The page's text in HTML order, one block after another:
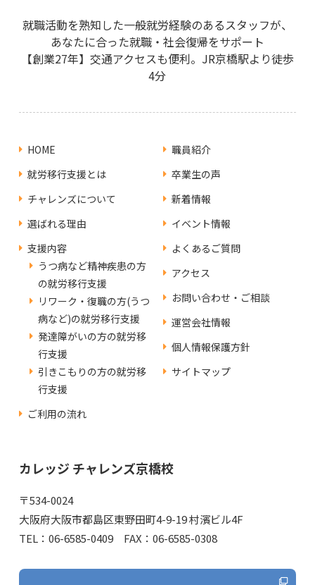
就職活動を熟知した一般就労経験のあるスタッフが、
あなたに合った就職・社会復帰をサポート
【創業27年】交通アクセスも便利。JR京橋駅より徒歩
4分
HOME
就労移行支援とは
チャレンズについて
選ばれる理由
支援内容
うつ病など精神疾患の方
の就労移行支援
リワーク・復職の方(うつ
病など)の就労移行支援
発達障がいの方の就労移
行支援
引きこもりの方の就労移
行支援
ご利用の流れ
職員紹介
卒業生の声
新着情報
イベント情報
よくあるご質問
アクセス
お問い合わせ・ご相談
運営会社情報
個人情報保護方針
サイトマップ
カレッジ チャレンズ京橋校
〒534-0024
大阪府大阪市都島区東野田町4-9-19 村濱ビル4F
TEL：06-6585-0409 FAX：06-6585-0308